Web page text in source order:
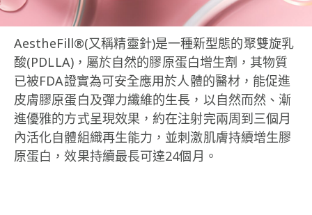
AestheFill®(又稱精靈針)是一種新型態的聚雙旋乳
酸(PDLLA)，屬於自然的膠原蛋白增生劑，其物質
已被FDA證實為可安全應用於人體的醫材，能促進
皮膚膠原蛋白及彈力纖維的生長，以自然而然、漸
進優雅的方式呈現效果，約在注射完兩周到三個月
內活化自體組織再生能力，並刺激肌膚持續增生膠
原蛋白，效果持續最長可達24個月。